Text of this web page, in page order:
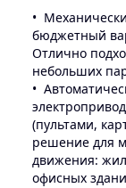
бюджетный
Отлично
небольших
(пультами,
решение для
движения:
офисных